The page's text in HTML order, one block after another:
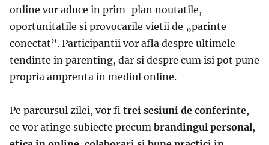
online vor aduce in prim-plan noutatile,
oportunitatile si provocarile vietii de „parinte
conectat”. Participantii vor afla despre ultimele
tendinte in parenting, dar si despre cum isi pot pune
propria amprenta in mediul online.
Pe parcursul zilei, vor fi trei sesiuni de conferinte,
ce vor atinge subiecte precum brandingul personal,